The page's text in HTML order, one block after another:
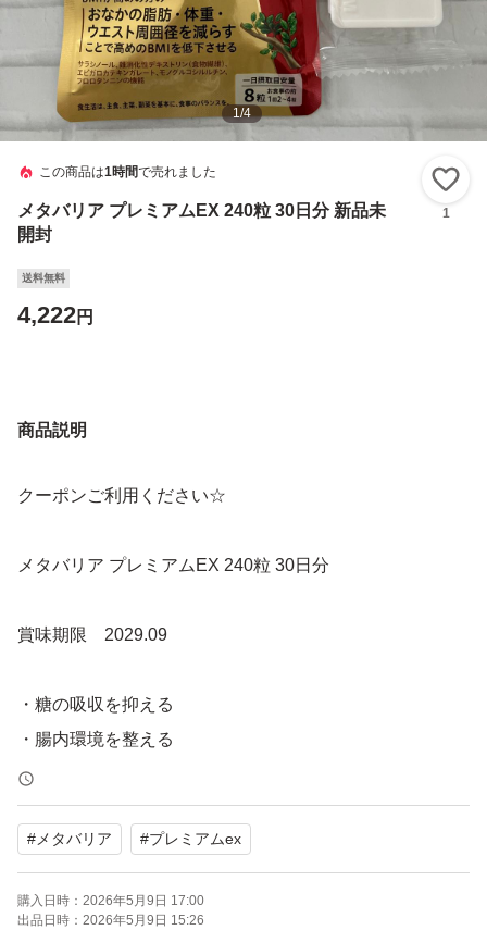
1/4
この商品は1時間で売れました
メタバリア プレミアムEX 240粒 30日分 新品未
開封
1
送料無料
4,222円
商品説明
クーポンご利用ください☆
メタバリア プレミアムEX 240粒 30日分
賞味期限 2029.09
・糖の吸収を抑える
・腸内環境を整える
・脂肪の吸収を抑える
・おなかの脂肪・体重・ウエスト周囲径を減らす
新品未開封
#メタバリア #プレミアムex
購入日時： 2026年5月9日 17:00
出品日時： 2026年5月9日 15:26